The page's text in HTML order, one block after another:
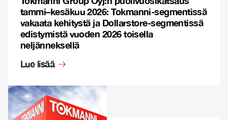
tammi–kesäkuu 2026: Tokmanni-segmentissä
vakaata kehitystä ja Dollarstore-segmentissä
edistymistä vuoden 2026 toisella
neljänneksellä
Lue lisää